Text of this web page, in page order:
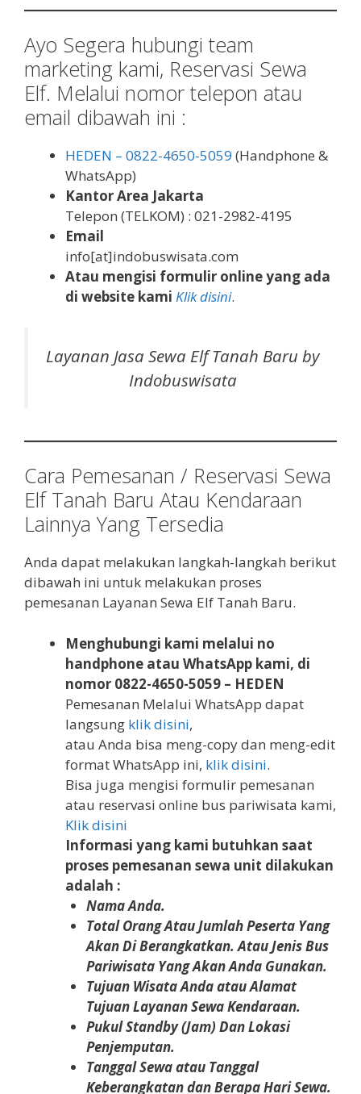
Ayo Segera hubungi team
marketing kami, Reservasi Sewa
Elf. Melalui nomor telepon atau
email dibawah ini :
HEDEN – 0822-4650-5059 (Handphone &
WhatsApp)
Kantor Area Jakarta
Telepon (TELKOM) : 021-2982-4195
Email
info[at]indobuswisata.com
Atau mengisi formulir online yang ada
di website kami Klik disini.
Layanan Jasa Sewa Elf Tanah Baru by
Indobuswisata
Cara Pemesanan / Reservasi Sewa
Elf Tanah Baru Atau Kendaraan
Lainnya Yang Tersedia
Anda dapat melakukan langkah-langkah berikut
dibawah ini untuk melakukan proses
pemesanan Layanan Sewa Elf Tanah Baru.
Menghubungi kami melalui no
handphone atau WhatsApp kami, di
nomor 0822-4650-5059 – HEDEN
Pemesanan Melalui WhatsApp dapat
langsung klik disini,
atau Anda bisa meng-copy dan meng-edit
format WhatsApp ini, klik disini.
Bisa juga mengisi formulir pemesanan
atau reservasi online bus pariwisata kami,
Klik disini
Informasi yang kami butuhkan saat
proses pemesanan sewa unit dilakukan
adalah :
Nama Anda.
Total Orang Atau Jumlah Peserta Yang
Akan Di Berangkatkan. Atau Jenis Bus
Pariwisata Yang Akan Anda Gunakan.
Tujuan Wisata Anda atau Alamat
Tujuan Layanan Sewa Kendaraan.
Pukul Standby (Jam) Dan Lokasi
Penjemputan.
Tanggal Sewa atau Tanggal
Keberangkatan dan Berapa Hari Sewa.